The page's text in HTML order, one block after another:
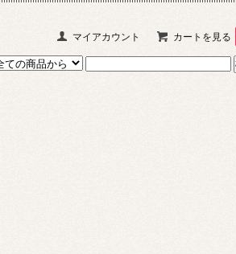
マイアカウント カートを見る